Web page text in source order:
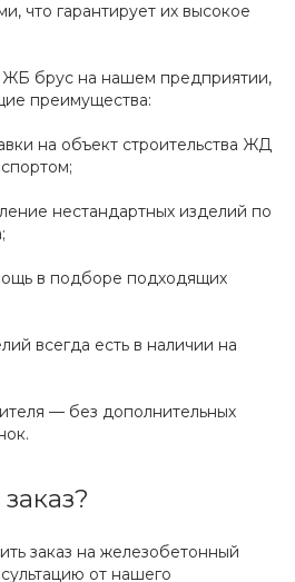
что гарантирует их высокое
ЖБ брус на нашем предприятии,
преимущества:
на объект строительства ЖД
нестандартных изделий по
в подборе подходящих
всегда есть в наличии на
— без дополнительных
заказ на железобетонный
от нашего